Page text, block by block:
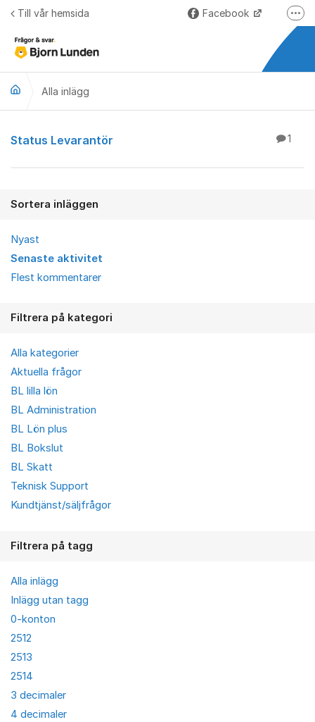
Hoppa till innehåll
Till vår hemsida Facebook
Alla inlägg
Alla inlägg
Status Levarantör 1
Sortera inläggen
Nyast
Senaste aktivitet
Flest kommentarer
Filtrera på kategori
Alla kategorier
Aktuella frågor
BL lilla lön
BL Administration
BL Lön plus
BL Bokslut
BL Skatt
Teknisk Support
Kundtjänst/säljfrågor
Filtrera på tagg
Alla inlägg
Inlägg utan tagg
0-konton
2512
2513
2514
3 decimaler
4 decimaler